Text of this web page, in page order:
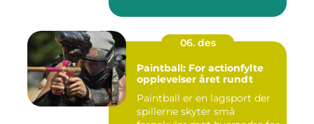
06. des
Paintball: For actionfylte
opplevelser året rundt
Paintball er en lagsport der
spillerne skyter små